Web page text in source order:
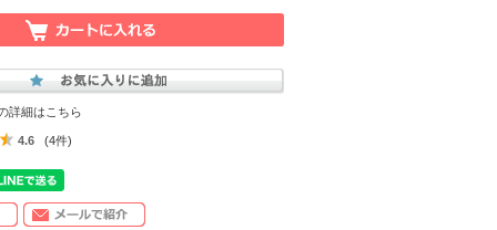
詳細はこちら
4.6 (4件)